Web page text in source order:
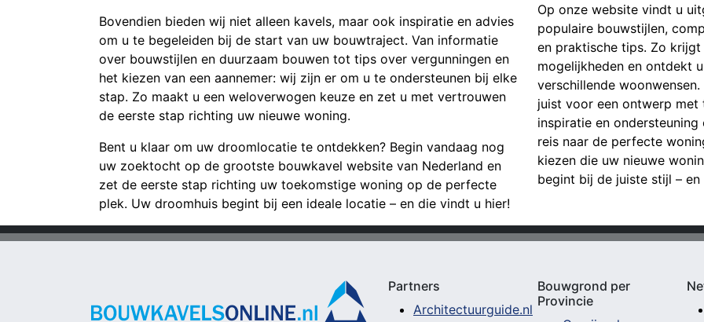
Bovendien bieden wij niet alleen kavels, maar ook inspiratie en advies
om u te begeleiden bij de start van uw bouwtraject. Van informatie
over bouwstijlen en duurzaam bouwen tot tips over vergunningen en
het kiezen van een aannemer: wij zijn er om u te ondersteunen bij elke
stap. Zo maakt u een weloverwogen keuze en zet u met vertrouwen
de eerste stap richting uw nieuwe woning.
Bent u klaar om uw droomlocatie te ontdekken? Begin vandaag nog
uw zoektocht op de grootste bouwkavel website van Nederland en
zet de eerste stap richting uw toekomstige woning op de perfecte
plek. Uw droomhuis begint bij een ideale locatie – en die vindt u hier!
Op onze website vindt u
populaire bouwstijlen,
en praktische tips. Zo
mogelijkheden en ontdekt
verschillende
juist voor een ontwerp
inspiratie en
reis naar de perfecte
kiezen die uw nieuwe
begint bij de juiste stijl –
Partners
Architectuurguide.nl
Bouwgrond per
Provincie